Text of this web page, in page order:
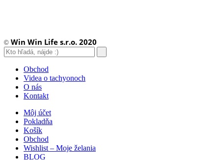
© Win Win Life s.r.o. 2020
Obchod
Videa o tachyonoch
O nás
Kontakt
Môj účet
Pokladňa
Košík
Obchod
Wishlist – Moje želania
BLOG